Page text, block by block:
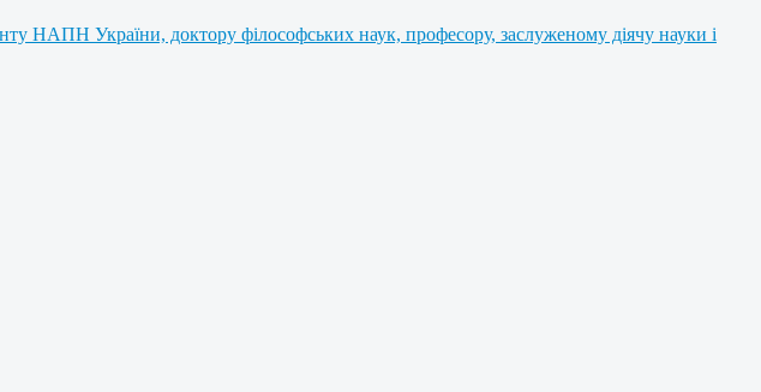
НАПН України, доктору філософських наук, професору, заслуженому діячу науки і